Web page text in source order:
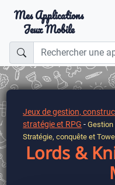
Mes Applications
Jeux Mobile
Jeux de gestion,
stratégie et RPG -Gestion
Stratégie, conquête et
Lords &